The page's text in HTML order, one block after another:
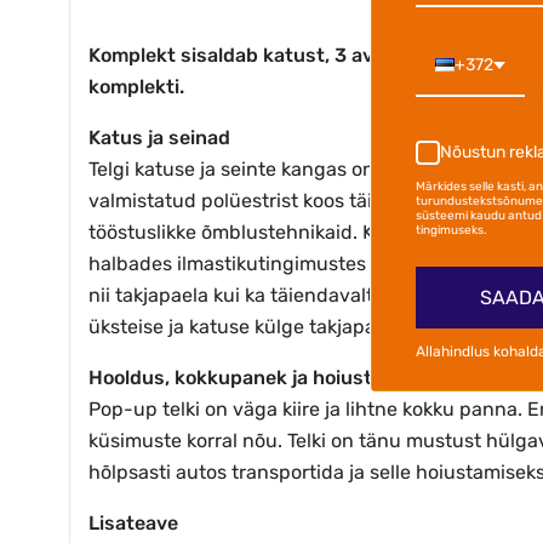
Komplekt sisaldab katust, 3 avata seina ja 1
komplekti.
Katus ja seinad
Telgi katuse ja seinte kangas on sertifitseeritud
valmistatud polüestrist koos täiendava PVC-
tööstuslikke õmblustehnikaid. Kokkupandava
halbades ilmastikutingimustes korralikult
nii takjapaela kui ka täiendavalt lukkudega. Kõik
üksteise ja katuse külge takjapaeltega ning
Hooldus, kokkupanek ja hoiustamine
Pop-up telki on väga kiire ja lihtne kokku panna.
küsimuste korral nõu. Telki on tänu mustust
hõlpsasti autos transportida ja selle
Lisateave
+372
Nõustun
Märkides selle kasti,
süsteemi kaudu
tingimuseks.
Allahindlus